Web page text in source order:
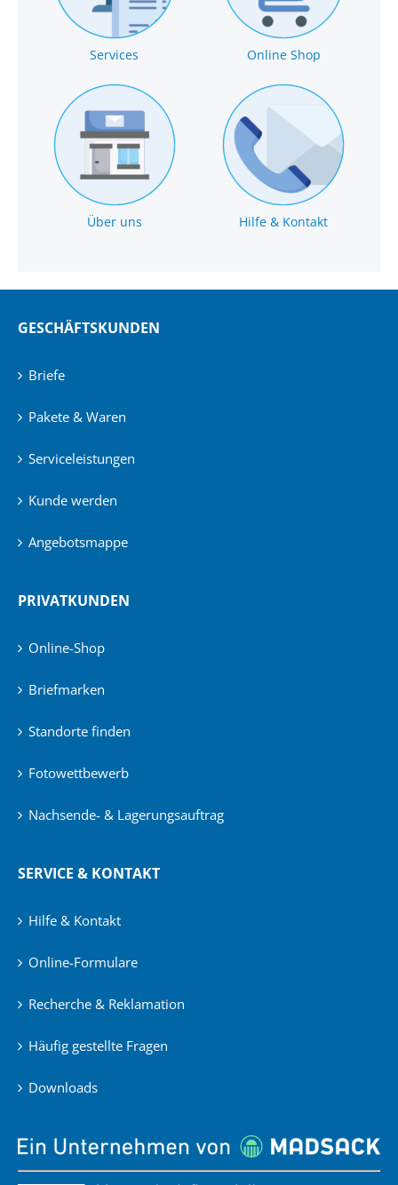
Services Online Shop
Über uns Hilfe & Kontakt
GESCHÄFTSKUNDEN
Briefe
Pakete & Waren
Serviceleistungen
Kunde werden
Angebotsmappe
PRIVATKUNDEN
Online-Shop
Briefmarken
Standorte finden
Fotowettbewerb
Nachsende- & Lagerungsauftrag
SERVICE & KONTAKT
Hilfe & Kontakt
Online-Formulare
Recherche & Reklamation
Häufig gestellte Fragen
Downloads